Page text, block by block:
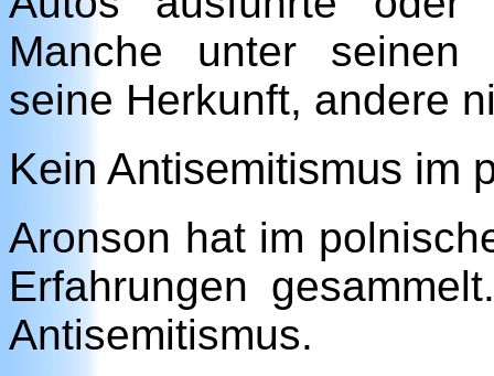
Manche unter seinen
seine Herkunft, andere
Kein Antisemitismus im
Aronson hat im
Erfahrungen
Antisemitismus.